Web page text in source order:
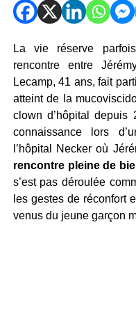
La vie réserve
rencontre entre
Lecamp, 41 ans, fait
atteint de la
clown d’hôpital
connaissance lors
l’hôpital Necker où
rencontre pleine de
s’est pas déroulée
les gestes de réconfort
venus du jeune garçon